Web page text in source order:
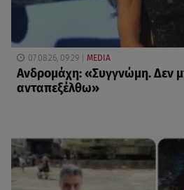
07.08.26, 09:29 MEDIA
Ανδρομάχη: «Συγγνώμη. Δεν
ανταπεξέλθω»